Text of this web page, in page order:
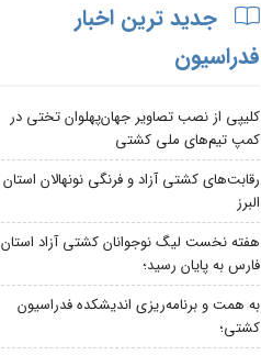
جدید ترین اخبار
فدراسیون
کلیپی از نصب تصاویر جهان‌پهلوان تختی در
کمپ تیم‌های ملی کشتی
رقابت‌های کشتی آزاد و فرنگی نونهالان استان
البرز
هفته نخست لیگ نوجوانان کشتی آزاد استان
فارس به پایان رسید؛
به همت و برنامه‌ریزی اندیشکده فدراسیون
کشتی؛